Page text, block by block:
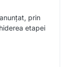
prin
etapei